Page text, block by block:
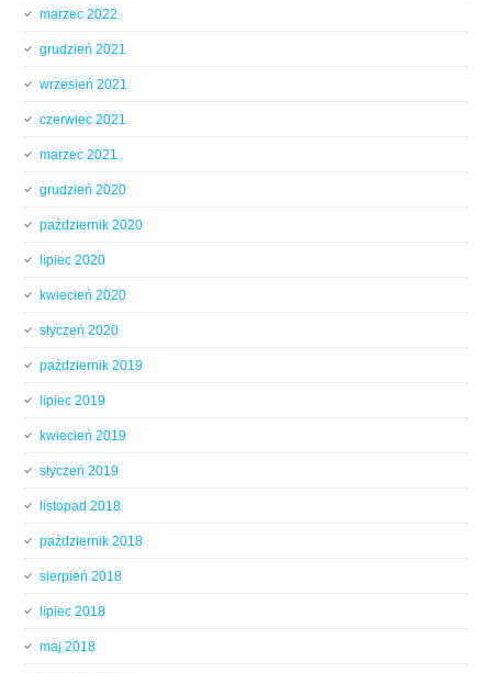
marzec 2022
grudzień 2021
wrzesień 2021
czerwiec 2021
marzec 2021
grudzień 2020
październik 2020
lipiec 2020
kwiecień 2020
styczeń 2020
październik 2019
lipiec 2019
kwiecień 2019
styczeń 2019
listopad 2018
październik 2018
sierpień 2018
lipiec 2018
maj 2018